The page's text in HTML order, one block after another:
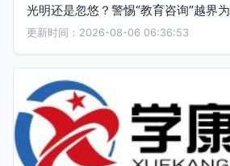
光明还是忽悠？警惕“教育咨询”越界
更新时间：2026-08-06 06:36:53